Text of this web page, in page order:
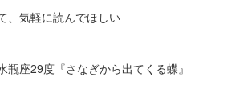
、気軽に読んでほしい
瓶座29度『さなぎから出てくる蝶』